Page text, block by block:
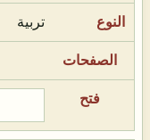
تربية